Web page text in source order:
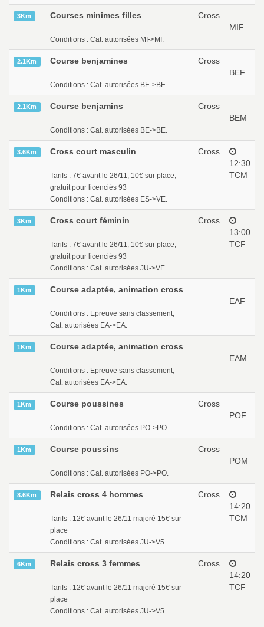
3Km Courses minimes filles
Conditions : Cat. autorisées MI->MI.
Cross
MIF
2.1Km Course benjamines
Conditions : Cat. autorisées BE->BE.
Cross
BEF
2.1Km Course benjamins
Conditions : Cat. autorisées BE->BE.
Cross
BEM
3.6Km Cross court masculin
Tarifs : 7€ avant le 26/11, 10€ sur place,
gratuit pour licenciés 93
Conditions : Cat. autorisées ES->VE.
Cross
12:30
TCM
3Km Cross court féminin
Tarifs : 7€ avant le 26/11, 10€ sur place,
gratuit pour licenciés 93
Conditions : Cat. autorisées JU->VE.
Cross
13:00
TCF
1Km Course adaptée, animation cross
Conditions : Epreuve sans classement,
Cat. autorisées EA->EA.
EAF
1Km Course adaptée, animation cross
Conditions : Epreuve sans classement,
Cat. autorisées EA->EA.
EAM
1Km Course poussines
Conditions : Cat. autorisées PO->PO.
Cross
POF
1Km Course poussins
Conditions : Cat. autorisées PO->PO.
Cross
POM
8.6Km Relais cross 4 hommes
Tarifs : 12€ avant le 26/11 majoré 15€ sur
place
Conditions : Cat. autorisées JU->V5.
Cross
14:20
TCM
6Km Relais cross 3 femmes
Tarifs : 12€ avant le 26/11 majoré 15€ sur
place
Conditions : Cat. autorisées JU->V5.
Cross
14:20
TCF